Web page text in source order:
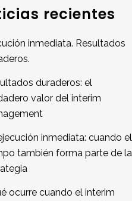
recientes
inmediata. Resultados
duraderos: el
valor del interim
inmediata: cuando el
también forma parte de la
ocurre cuando el interim